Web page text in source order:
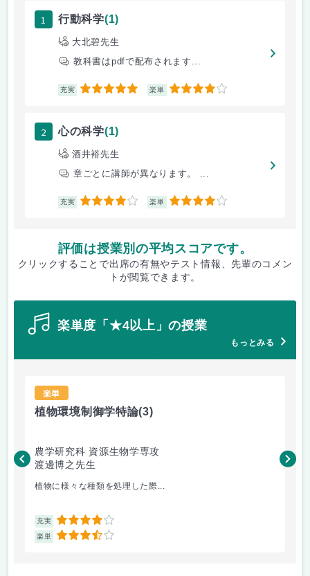
1 行動科学(1)
大北碧先生
教科書はpdfで配布されます...
充実 5 楽単 4
2 心の科学(1)
酒井裕先生
章ごとに講師が異なります。 ...
充実 4 楽単 4
評価は授業別の平均スコアです。
クリックすることで出席の有無やテスト情報、先輩のコメン
トが閲覧できます。
楽単度「★4以上」の授業
もっとみる
楽単
植物環境制御学特論(3)
農学研究科 資源生物学専攻
渡邊博之先生
植物に様々な種類を処理した際...
充実 4
楽単 3.5
相